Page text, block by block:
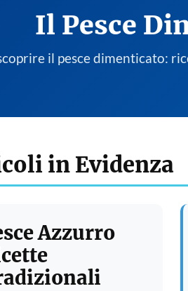
Il Pesce
il pesce dimenticato:
in Evidenza
Azzurro